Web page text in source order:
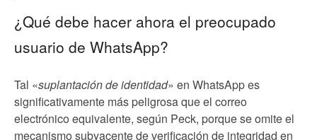
¿Qué debe hacer ahora el preocupado
usuario de WhatsApp?
Tal «suplantación de identidad» en WhatsApp es
significativamente más peligrosa que el correo
electrónico equivalente, según Peck, porque se omite el
mecanismo subyacente de verificación de integridad en